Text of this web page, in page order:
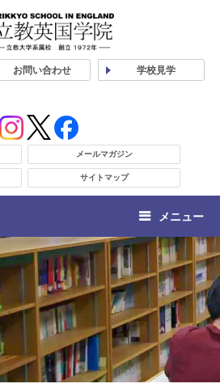
お問い合わせ 学校見学
メールマガジン
サイトマップ
メニュー